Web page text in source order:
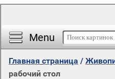
Menu
Главная страница /
рабочий стол